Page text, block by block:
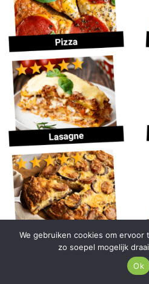
We gebruiken cookies om
zo soepel mogelijk
Ok